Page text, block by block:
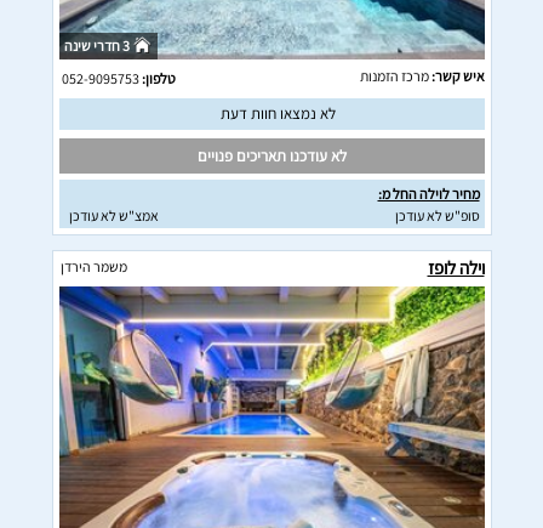
3 חדרי שינה
איש קשר:מרכז הזמנות טלפון:052-9095753
לא נמצאו חוות דעת
לא עודכנו תאריכים פנויים
מחיר לוילה החל מ:
סופ"ש לא עודכן
אמצ"ש לא עודכן
וילה לופז משמר הירדן